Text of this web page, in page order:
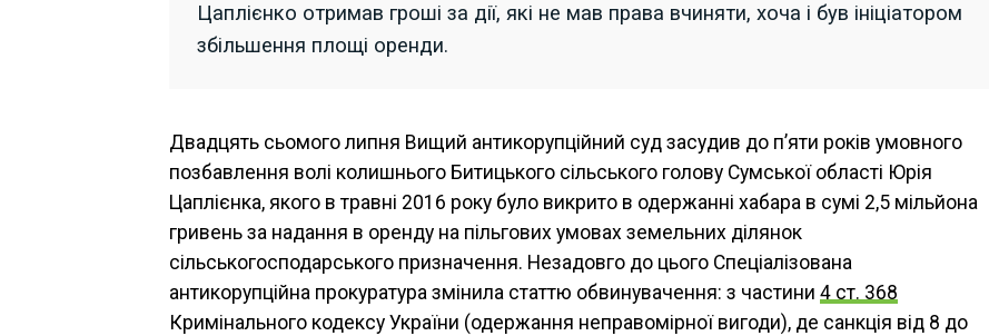
Цаплієнко отримав гроші за дії, які не мав права вчиняти, хоча і був ініціатором
збільшення площі оренди.
Двадцять сьомого липня Вищий антикорупційний суд засудив до п’яти років умовного
позбавлення волі колишнього Битицького сільського голову Сумської області Юрія
Цаплієнка, якого в травні 2016 року було викрито в одержанні хабара в сумі 2,5 мільйона
гривень за надання в оренду на пільгових умовах земельних ділянок
сільськогосподарського призначення. Незадовго до цього Спеціалізована
антикорупційна прокуратура змінила статтю обвинувачення: з частини 4 ст. 368
Кримінального кодексу України (одержання неправомірної вигоди), де санкція від 8 до